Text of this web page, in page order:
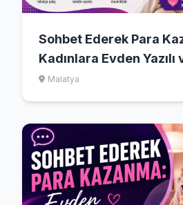
Sohbet Ederek Para
Kadınlara Evden
Dijital Operatörlük
Malatya